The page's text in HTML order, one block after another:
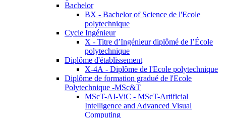
Bachelor
BX - Bachelor of Science de l'Ecole
polytechnique
Cycle Ingénieur
X - Titre d’Ingénieur diplômé de l’École
polytechnique
Diplôme d'établissement
X-4A - Diplôme de l'Ecole polytechnique
Diplôme de formation gradué de l'Ecole
Polytechnique -MSc&T
MScT-AI-ViC - MScT-Artificial
Intelligence and Advanced Visual
Computing